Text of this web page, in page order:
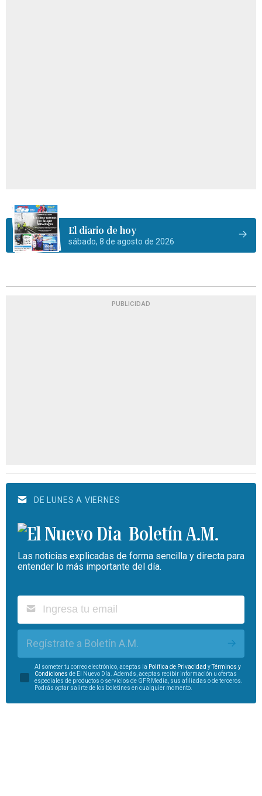
El diario de hoy
sábado, 8 de agosto de 2026
PUBLICIDAD
DE LUNES A VIERNES
Boletín A.M.
Las noticias explicadas de forma sencilla y directa para
entender lo más importante del día.
Regístrate a Boletín A.M.
Al someter tu correo electrónico, aceptas la Política de Privacidad yTérminos y
Condiciones de El Nuevo Día. Además, aceptas recibir información u ofertas
especiales de productos o servicios de GFR Media, sus afiliadas o de terceros.
Podrás optar salirte de los boletines en cualquier momento.